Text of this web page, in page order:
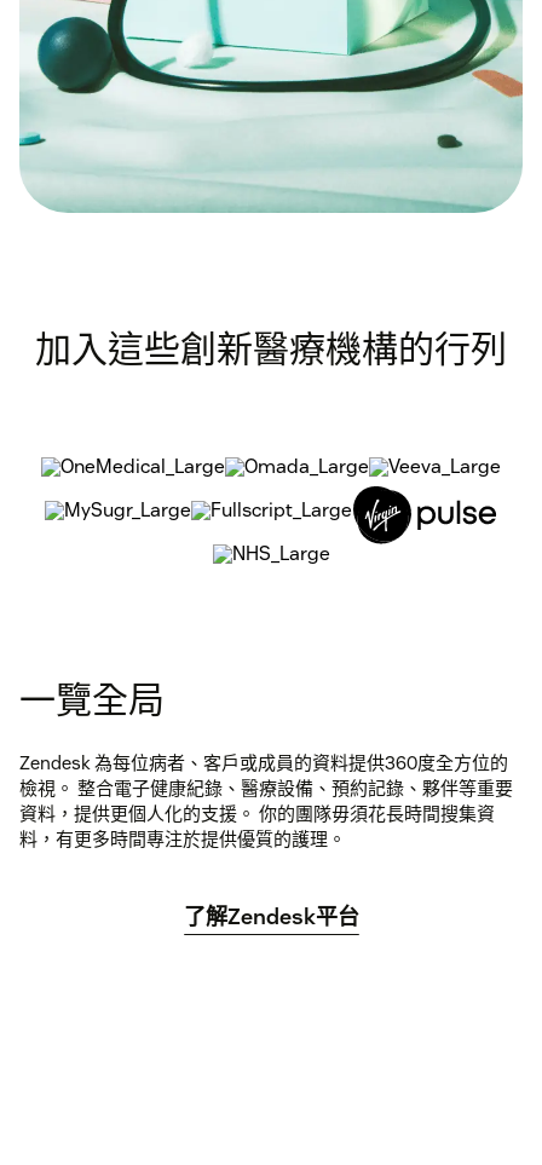
加入這些創新醫療機構的行列
一覽全局
Zendesk 為每位病者、客戶或成員的資料提供360度全方位的
檢視。 整合電子健康紀錄、醫療設備、預約記錄、夥伴等重要
資料，提供更個人化的支援。 你的團隊毋須花長時間搜集資
料，有更多時間專注於提供優質的護理。
了解Zendesk平台